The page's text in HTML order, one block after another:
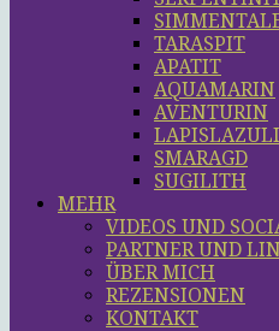
TARASPIT
APATIT
AQUAMARIN
AVENTURIN
LAPISLAZULI
SMARAGD
SUGILITH
MEHR
VIDEOS UND
PARTNER UND
ÜBER MICH
REZENSIONEN
KONTAKT